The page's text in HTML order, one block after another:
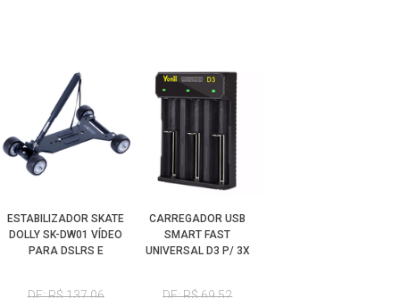
ESTABILIZADOR SKATE
DOLLY SK-DW01 VÍDEO
PARA DSLRS E
CARREGADOR USB
SMART FAST
UNIVERSAL D3 P/ 3X